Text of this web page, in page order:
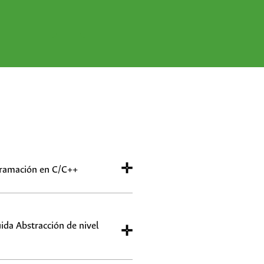
en C/C++ ✛
Abstracción de nivel
✛